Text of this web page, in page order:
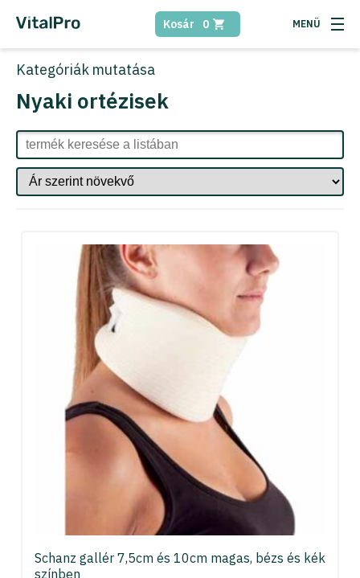
Kosár 0
Kategóriák mutatása
Nyaki ortézisek
Schanz gallér 7,5cm és 10cm magas, bézs és kék
színben